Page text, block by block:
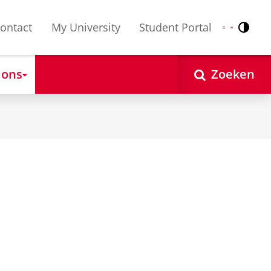
My University Student Portal Nederlands
English
Zoeken